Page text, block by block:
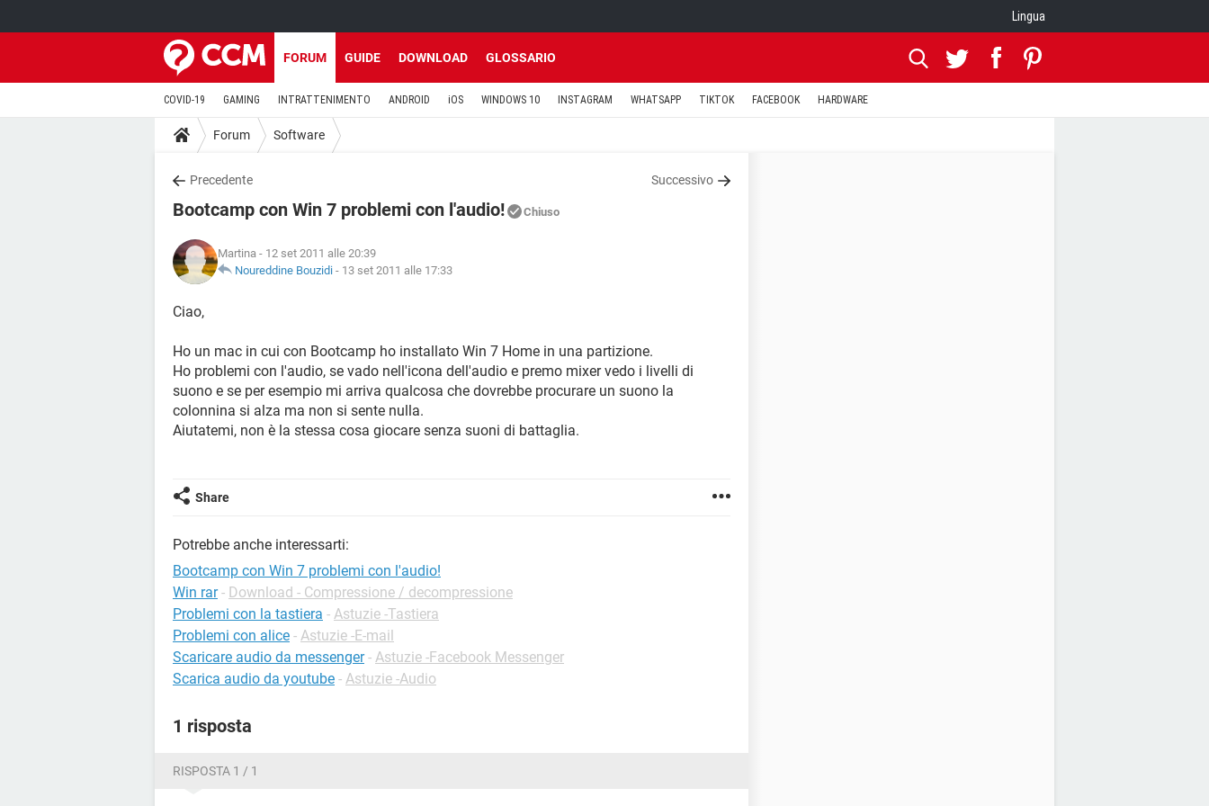
Lingua
FORUM GUIDE DOWNLOAD GLOSSARIO
COVID-19 GAMING INTRATTENIMENTO ANDROID iOS WINDOWS 10 INSTAGRAM WHATSAPP TIKTOK FACEBOOK HARDWARE
Forum Software
Precedente Successivo
Bootcamp con Win 7 problemi con l'audio! Chiuso
Martina - 12 set 2011 alle 20:39
Noureddine Bouzidi - 13 set 2011 alle 17:33
Ciao,
Ho un mac in cui con Bootcamp ho installato Win 7 Home in una partizione.
Ho problemi con l'audio, se vado nell'icona dell'audio e premo mixer vedo i livelli di
suono e se per esempio mi arriva qualcosa che dovrebbe procurare un suono la
colonnina si alza ma non si sente nulla.
Aiutatemi, non è la stessa cosa giocare senza suoni di battaglia.
Share
Potrebbe anche interessarti:
Bootcamp con Win 7 problemi con l'audio!
Win rar - Download - Compressione / decompressione
Problemi con la tastiera - Astuzie -Tastiera
Problemi con alice - Astuzie -E-mail
Scaricare audio da messenger - Astuzie -Facebook Messenger
Scarica audio da youtube - Astuzie -Audio
1 risposta
RISPOSTA 1 / 1